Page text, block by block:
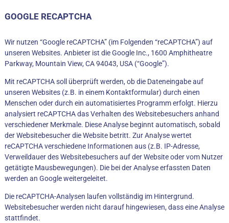
GOOGLE RECAPTCHA
Wir nutzen “Google reCAPTCHA” (im Folgenden “reCAPTCHA”) auf
unseren Websites. Anbieter ist die Google Inc., 1600 Amphitheatre
Parkway, Mountain View, CA 94043, USA (“Google”).
Mit reCAPTCHA soll überprüft werden, ob die Dateneingabe auf
unseren Websites (z.B. in einem Kontaktformular) durch einen
Menschen oder durch ein automatisiertes Programm erfolgt. Hierzu
analysiert reCAPTCHA das Verhalten des Websitebesuchers anhand
verschiedener Merkmale. Diese Analyse beginnt automatisch, sobald
der Websitebesucher die Website betritt. Zur Analyse wertet
reCAPTCHA verschiedene Informationen aus (z.B. IP-Adresse,
Verweildauer des Websitebesuchers auf der Website oder vom Nutzer
getätigte Mausbewegungen). Die bei der Analyse erfassten Daten
werden an Google weitergeleitet.
Die reCAPTCHA-Analysen laufen vollständig im Hintergrund.
Websitebesucher werden nicht darauf hingewiesen, dass eine Analyse
stattfindet.